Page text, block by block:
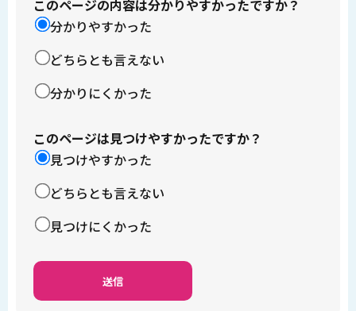
このページの内容は分かりやすかったですか？
分かりやすかった
どちらとも言えない
分かりにくかった
このページは見つけやすかったですか？
見つけやすかった
どちらとも言えない
見つけにくかった